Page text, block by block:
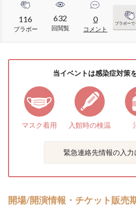
116
ブラボー
632
回閲覧
0
コメント
ブラボーで
当イベントは感染症対策
マスク着用 入館時の検温
緊急連絡先情報の入力
開場/開演情報・チケット販売